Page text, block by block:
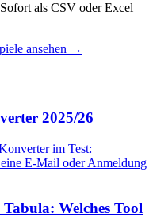
als CSV oder Excel
ansehen →
2025/26
im Test:
E-Mail oder Anmeldung
Welches Tool